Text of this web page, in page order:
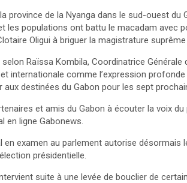
province de la Nyanga dans le sud-ouest du
les populations ont battu le macadam avec
Oligui à briguer la magistrature
Raïssa Kombila, Coordinatrice
internationale comme l’expression
aux destinées du Gabon pour les sept
et amis du Gabon à écouter la voix
en ligne Gabonews.
en examen au parlement autorise désormais
présidentielle.
suite à une levée de bouclier de